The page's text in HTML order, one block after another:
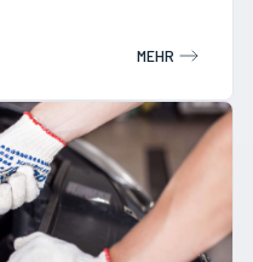
MEHR